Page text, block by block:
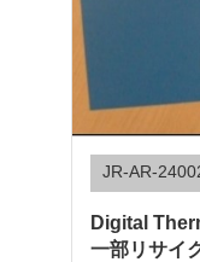
JR-AR-
Digital
一部リサイ